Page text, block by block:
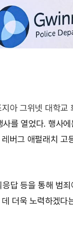
지아 그위넷 대학교
사를 열었다. 행사에
버그 애펄래치 고
답 등을 통해 범죄
더욱 노력하겠다